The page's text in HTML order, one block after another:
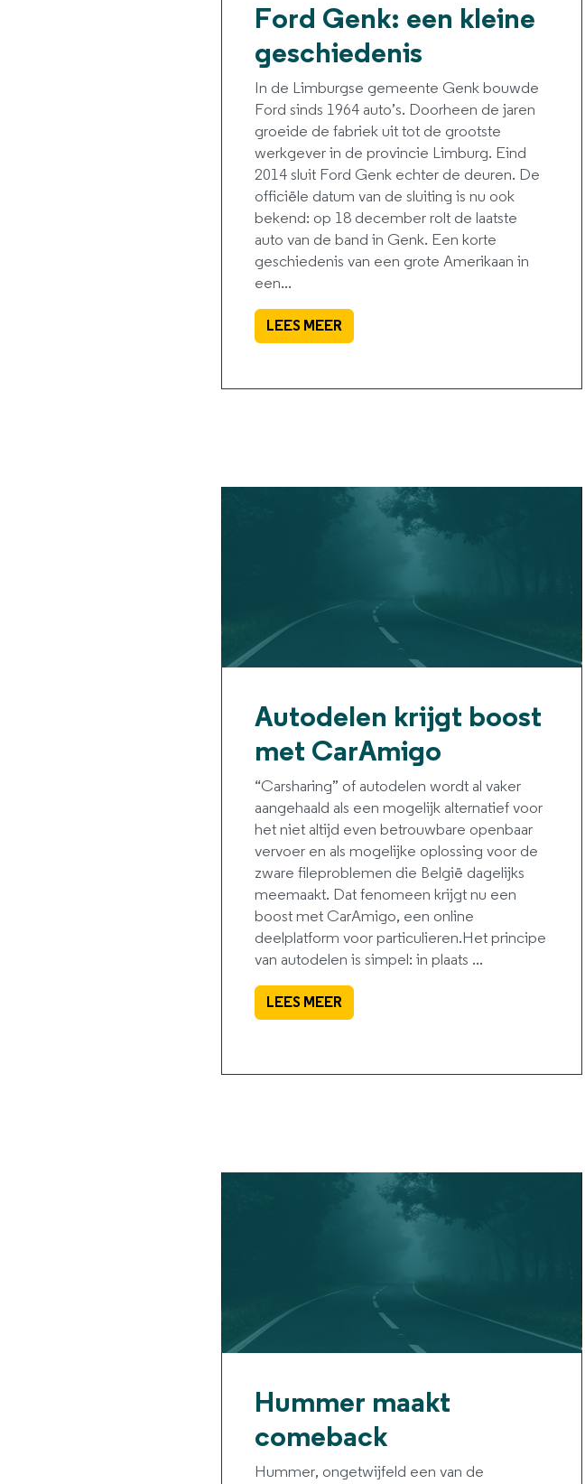
Ford Genk: een kleine
geschiedenis
In de Limburgse gemeente Genk bouwde
Ford sinds 1964 auto’s. Doorheen de jaren
groeide de fabriek uit tot de grootste
werkgever in de provincie Limburg. Eind
2014 sluit Ford Genk echter de deuren. De
officiële datum van de sluiting is nu ook
bekend: op 18 december rolt de laatste
auto van de band in Genk. Een korte
geschiedenis van een grote Amerikaan in
een...
LEES MEER
Autodelen krijgt boost
met CarAmigo
“Carsharing” of autodelen wordt al vaker
aangehaald als een mogelijk alternatief voor
het niet altijd even betrouwbare openbaar
vervoer en als mogelijke oplossing voor de
zware fileproblemen die België dagelijks
meemaakt. Dat fenomeen krijgt nu een
boost met CarAmigo, een online
deelplatform voor particulieren.Het principe
van autodelen is simpel: in plaats ...
LEES MEER
Hummer maakt
comeback
Hummer, ongetwijfeld een van de